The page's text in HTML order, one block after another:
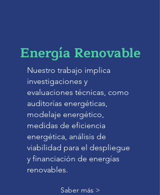
Energía Renovable
Nuestro trabajo implica
investigaciones y
evaluaciones técnicas, como
auditorías energéticas,
modelaje energético,
medidas de eficiencia
energética, análisis de
viabilidad para el despliegue
y financiación de energías
renovables.
Saber más >